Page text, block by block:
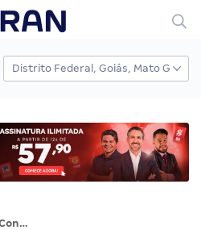
Plano de Contas Aplicado ao Setor Público (PCASP)